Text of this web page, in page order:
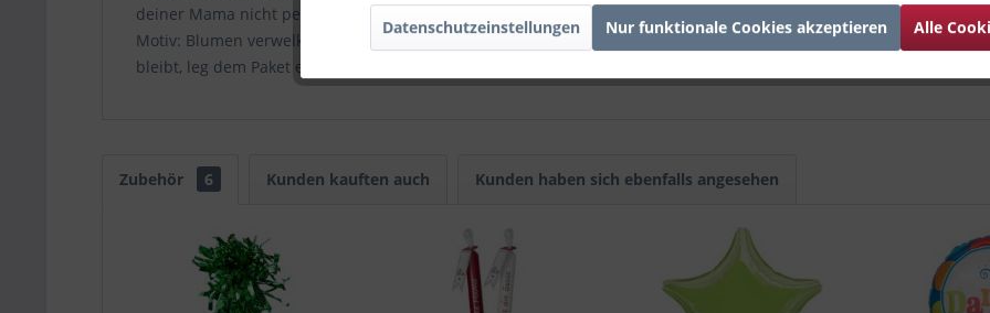
deiner Mama nicht persönlich
alles Liebe zum Muttertag wünschen Ballongruesse.de
Motiv: Blumen verwelken schon nach kurzer Zeit, unsereFolienballon Blumenaber halten mindestens eine
bleibt, leg dem Paket einfach direkt die
Zubehör 6 Kunden kauften auch Kunden haben sich ebenfalls angesehen
Datenschutzeinstellungen Nur funktionale Cookies akzeptieren Alle